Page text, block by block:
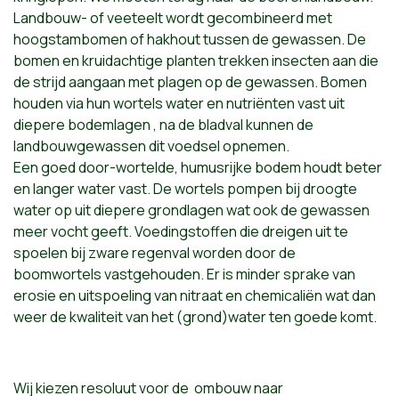
Landbouw- of veeteelt wordt gecombineerd met
hoogstambomen of hakhout tussen de gewassen. De
bomen en kruidachtige planten trekken insecten aan die
de strijd aangaan met plagen op de gewassen. Bomen
houden via hun wortels water en nutriënten vast uit
diepere bodemlagen , na de bladval kunnen de
landbouwgewassen dit voedsel opnemen.
Een goed door-wortelde, humusrijke bodem houdt beter
en langer water vast. De wortels pompen bij droogte
water op uit diepere grondlagen wat ook de gewassen
meer vocht geeft. Voedingstoffen die dreigen uit te
spoelen bij zware regenval worden door de
boomwortels vastgehouden. Er is minder sprake van
erosie en uitspoeling van nitraat en chemicaliën wat dan
weer de kwaliteit van het (grond)water ten goede komt.
Wij kiezen resoluut voor de ombouw naar